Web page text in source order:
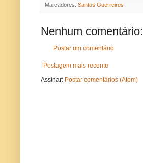
Marcadores: Santos Guerreiros
Nenhum comentário:
Postar um comentário
Postagem mais recente
Assinar: Postar comentários (Atom)